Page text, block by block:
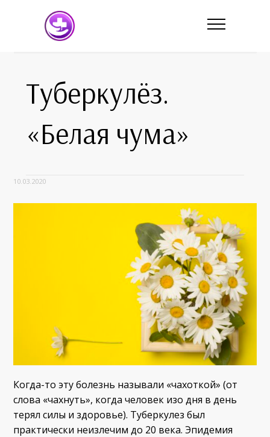
Туберкулёз.
«Белая чума»
10.03.2020
Когда-то эту болезнь называли «чахоткой» (от
слова «чахнуть», когда человек изо дня в день
терял силы и здоровье). Туберкулез был
практически неизлечим до 20 века. Эпидемия